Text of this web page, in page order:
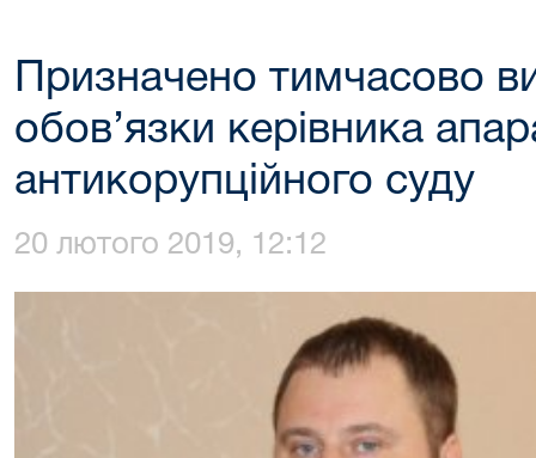
Призначено тимчасово
обов’язки керівника
антикорупційного суду
20 лютого 2019, 12:12